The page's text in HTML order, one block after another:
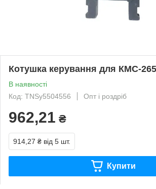
Котушка керування для КМС-
В наявності
Код: TNSy5504556
Опт і роздріб
962,21 ₴
914,27 ₴ від 5 шт.
Купити